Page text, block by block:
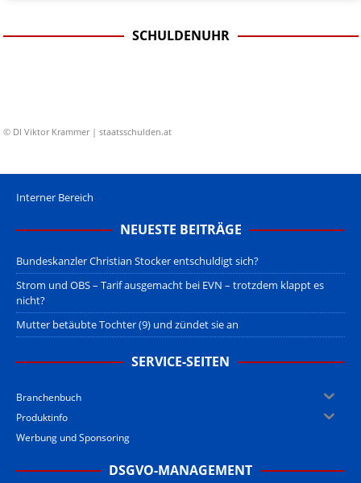
SCHULDENUHR
© DI Viktor Krammer | staatsschulden.at
Interner Bereich
NEUESTE BEITRÄGE
Bundeskanzler Christian Stocker entschuldigt sich?
Strom und OBS – Tarif ausgemacht bei EVN – trotzdem klappt es
nicht?
Mutter betäubte Tochter (9) und zündet sie an
SERVICE-SEITEN
Branchenbuch
Produktinfo
Werbung und Sponsoring
DSGVO-MANAGEMENT